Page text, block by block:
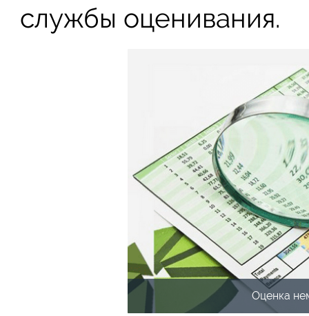
службы оценивания.
Оценка